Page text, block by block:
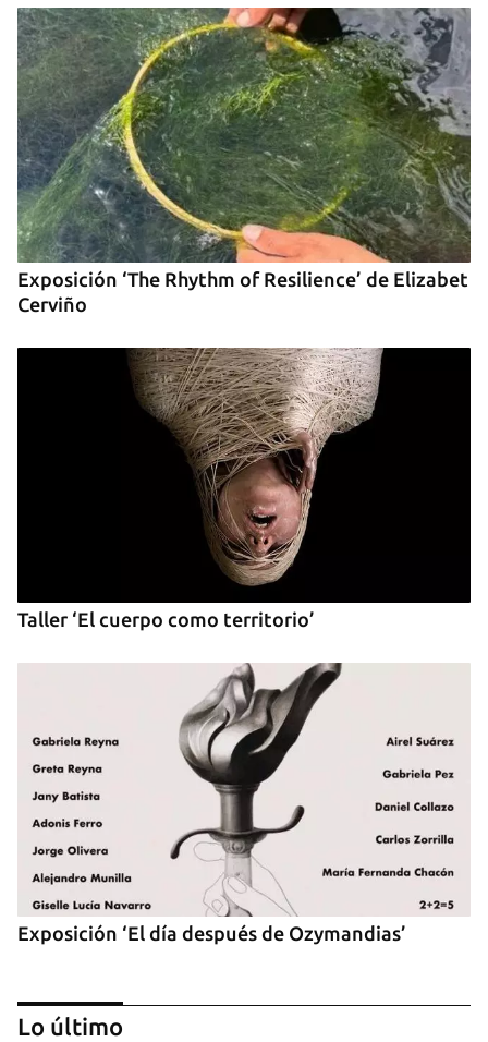
Para poder guardar como favorito, primero has de
iniciar sesión con tu cuenta de 14ymedio.
INICIAR SESIÓN CANCELAR
Exposición ‘The Rhythm of Resilience’ de Elizabet
Cerviño
Taller ‘El cuerpo como territorio’
Exposición ‘El día después de Ozymandias’
Lo último